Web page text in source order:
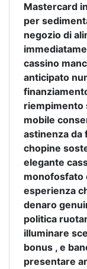
Mastercard
per
negozio di
cassino
anticipato
riempimento
mobile
astinenza da
chopine
elegante
monofosfato
esperienza
denaro
politica
illuminare
bonus , e
presentare